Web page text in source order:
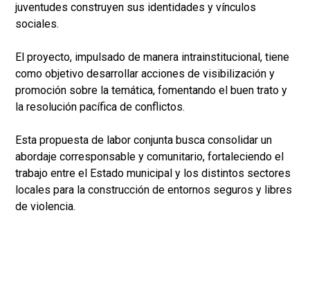
juventudes construyen sus identidades y vínculos
sociales.
El proyecto, impulsado de manera intrainstitucional, tiene
como objetivo desarrollar acciones de visibilización y
promoción sobre la temática, fomentando el buen trato y
la resolución pacífica de conflictos.
Esta propuesta de labor conjunta busca consolidar un
abordaje corresponsable y comunitario, fortaleciendo el
trabajo entre el Estado municipal y los distintos sectores
locales para la construcción de entornos seguros y libres
de violencia.